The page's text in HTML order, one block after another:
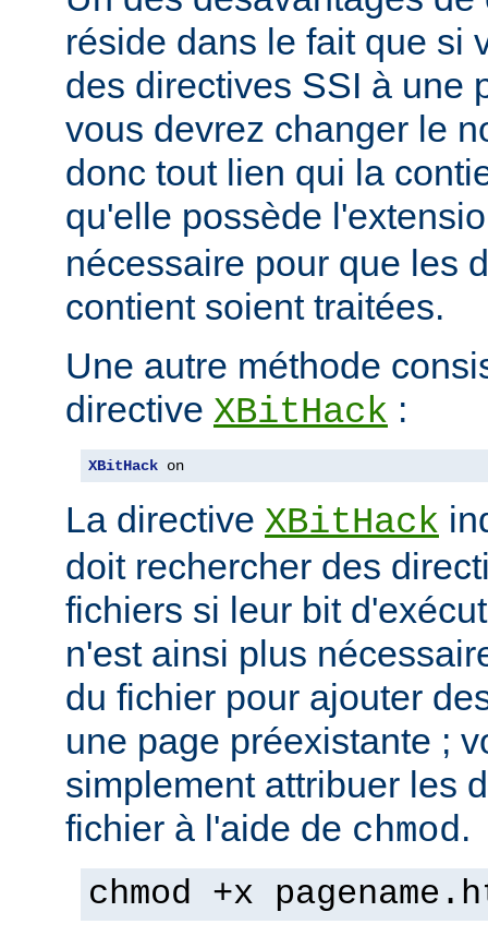
réside dans le fait que si
des directives SSI à une
vous devrez changer le
donc tout lien qui la
qu'elle possède
nécessaire pour que les
contient soient traitées.
Une autre méthode
directive XBitHack :
XBitHack on
La directive XBitHack
doit rechercher des
fichiers si leur bit
n'est ainsi plus
du fichier pour ajouter
une page préexistante ;
simplement attribuer les
fichier à l'aide de chmod.
chmod +x